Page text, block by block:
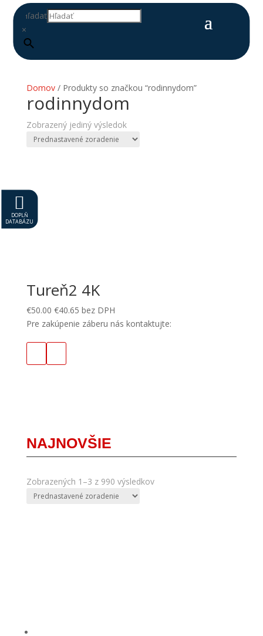
Hľadať
×

DOPLŇ
DATABÁZU
Domov/ Produkty so značkou “rodinnydom”
rodinnydom
Zobrazený jediný výsledok
Tureň2 4K
€50.00 €40.65 bez DPH
Pre zakúpenie záberu nás kontaktujte:
NAJNOVŠIE
Zobrazených 1–3 z 990 výsledkov